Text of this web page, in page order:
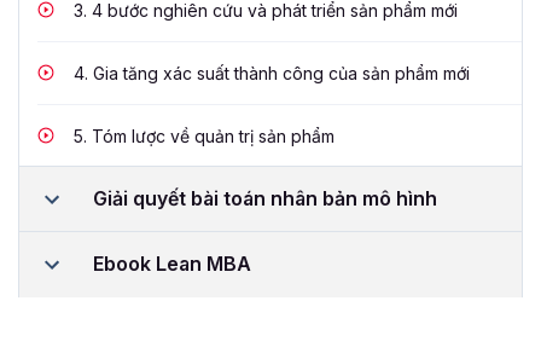
3. 4 bước nghiên cứu và phát triển sản phẩm mới
4. Gia tăng xác suất thành công của sản phẩm mới
5. Tóm lược về quản trị sản phẩm
Giải quyết bài toán nhân bản mô hình
Ebook Lean MBA